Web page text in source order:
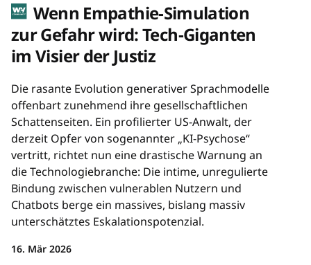
Wenn Empathie-Simulation
zur Gefahr wird: Tech-Giganten
im Visier der Justiz
Die rasante Evolution generativer Sprachmodelle
offenbart zunehmend ihre gesellschaftlichen
Schattenseiten. Ein profilierter US-Anwalt, der
derzeit Opfer von sogenannter „KI-Psychose“
vertritt, richtet nun eine drastische Warnung an
die Technologiebranche: Die intime, unregulierte
Bindung zwischen vulnerablen Nutzern und
Chatbots berge ein massives, bislang massiv
unterschätztes Eskalationspotenzial.
16. Mär 2026